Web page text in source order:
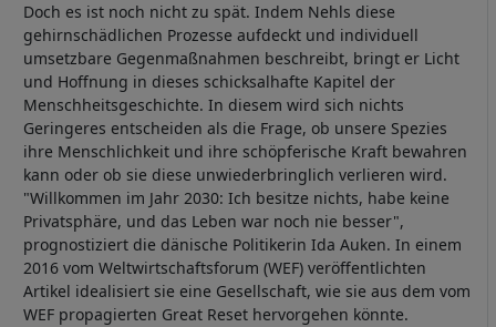
Doch es ist noch nicht zu spät. Indem Nehls diese
gehirnschädlichen Prozesse aufdeckt und individuell
umsetzbare Gegenmaßnahmen beschreibt, bringt er Licht
und Hoffnung in dieses schicksalhafte Kapitel der
Menschheitsgeschichte. In diesem wird sich nichts
Geringeres entscheiden als die Frage, ob unsere Spezies
ihre Menschlichkeit und ihre schöpferische Kraft bewahren
kann oder ob sie diese unwiederbringlich verlieren wird.
"Willkommen im Jahr 2030: Ich besitze nichts, habe keine
Privatsphäre, und das Leben war noch nie besser",
prognostiziert die dänische Politikerin Ida Auken. In einem
2016 vom Weltwirtschaftsforum (WEF) veröffentlichten
Artikel idealisiert sie eine Gesellschaft, wie sie aus dem vom
WEF propagierten Great Reset hervorgehen könnte.